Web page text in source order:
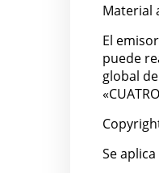
Material
El
puede
global
Se